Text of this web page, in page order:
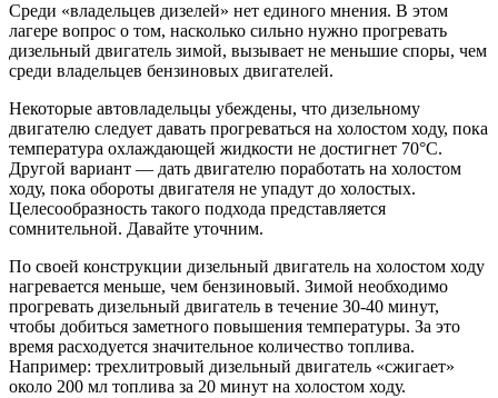
Среди «владельцев дизелей» нет единого мнения. В этом
лагере вопрос о том, насколько сильно нужно прогревать
дизельный двигатель зимой, вызывает не меньшие споры, чем
среди владельцев бензиновых двигателей.
Некоторые автовладельцы убеждены, что дизельному
двигателю следует давать прогреваться на холостом ходу, пока
температура охлаждающей жидкости не достигнет 70°C.
Другой вариант — дать двигателю поработать на холостом
ходу, пока обороты двигателя не упадут до холостых.
Целесообразность такого подхода представляется
сомнительной. Давайте уточним.
По своей конструкции дизельный двигатель на холостом ходу
нагревается меньше, чем бензиновый. Зимой необходимо
прогревать дизельный двигатель в течение 30-40 минут,
чтобы добиться заметного повышения температуры. За это
время расходуется значительное количество топлива.
Например: трехлитровый дизельный двигатель «сжигает»
около 200 мл топлива за 20 минут на холостом ходу.